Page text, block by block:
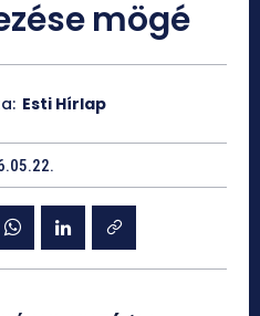
mögé
Esti Hírlap